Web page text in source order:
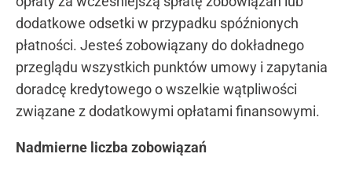
dodatkowe odsetki w przypadku spóźnionych
płatności. Jesteś zobowiązany do dokładnego
przeglądu wszystkich punktów umowy i zapytania
doradcę kredytowego o wszelkie wątpliwości
związane z dodatkowymi opłatami finansowymi.
Nadmierne liczba zobowiązań